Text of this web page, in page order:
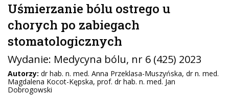
Uśmierzanie bólu ostrego u
chorych po zabiegach
stomatologicznych
Wydanie: Medycyna bólu, nr 6 (425) 2023
Autorzy: dr hab. n. med. Anna Przeklasa-Muszyńska, dr n. med.
Magdalena Kocot-Kępska, prof. dr hab. n. med. Jan
Dobrogowski